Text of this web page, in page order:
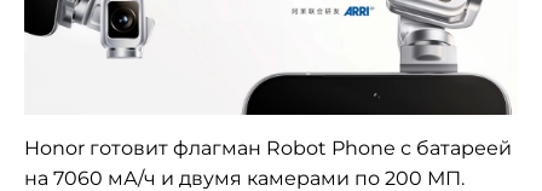
Honor готовит флагман Robot Phone с батареей
на 7060 мА/ч и двумя камерами по 200 МП.